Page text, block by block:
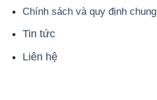
Chính sách và quy định chung
Tin tức
Liên hệ